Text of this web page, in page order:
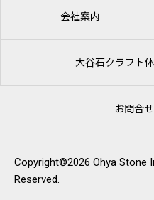
会社案内
大谷石クラフト
お問合
Copyright©2026 Ohya Stone
Reserved.